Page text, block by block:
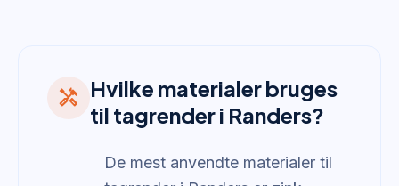
handyman Hvilke materialer bruges
til tagrender i Randers?
De mest anvendte materialer til